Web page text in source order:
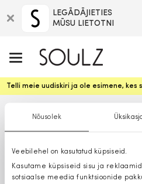
Nõusolek
Veebilehel on kasutatud küpsiseid.
Kasutame küpsiseid sisu ja
sotsiaalse meedia funktsioonide
LEGĀDĀJIETIES
MŪSU LIETOTNI
Telli meie uudiskiri ja ole esimene,